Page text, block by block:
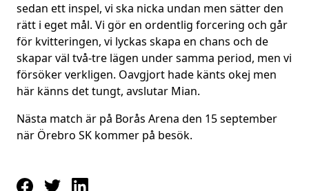
sedan ett inspel, vi ska nicka undan men sätter den
rätt i eget mål. Vi gör en ordentlig forcering och går
för kvitteringen, vi lyckas skapa en chans och de
skapar väl två-tre lägen under samma period, men vi
försöker verkligen. Oavgjort hade känts okej men
här känns det tungt, avslutar Mian.
Nästa match är på Borås Arena den 15 september
när Örebro SK kommer på besök.